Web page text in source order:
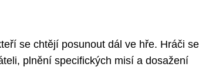
se chtějí posunout dál ve hře. Hráči
plnění specifických misí a dosažení